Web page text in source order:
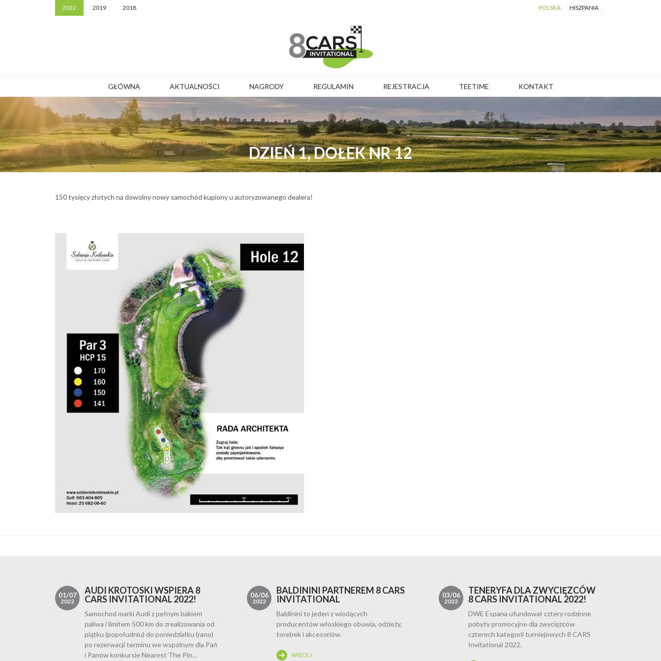
2022 2019 2018 POLSKA HISZPANIA
GŁÓWNA AKTUALNOŚCI NAGRODY REGULAMIN REJESTRACJA TEETIME KONTAKT
DZIEŃ 1, DOŁEK NR 12
150 tysięcy złotych na dowolny nowy samochód kupiony u autoryzowanego dealera!
01/07
2022
AUDI KROTOSKI WSPIERA 8
CARS INVITATIONAL 2022!
Samochod marki Audi z pełnym bakiem
paliwa i limitem 500 km do zrealizowania od
piątku (popołudniu) do poniedziałku (rano)
po rezerwacji terminu we wspólnym dla Pań
i Panów konkursie Nearest The Pin...
06/06
2022
BALDININI PARTNEREM 8 CARS
INVITATIONAL
Baldinini to jeden z wiodących
producentów włoskiego obuwia, odzieży,
torebek i akcesoriów.
WIĘCEJ
03/06
2022
TENERYFA DLA ZWYCIĘZCÓW
8 CARS INVITATIONAL 2022!
DWE Espana ufundował cztery rodzinne
pobyty promocyjne dla zwycięzców
czterech kategorii turniejowych 8 CARS
Invitational 2022.